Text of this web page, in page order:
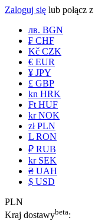
Zaloguj się lub połącz z
лв. BGN
₣ CHF
Kč CZK
€ EUR
¥ JPY
£ GBP
kn HRK
Ft HUF
kr NOK
zł PLN
L RON
₽ RUB
kr SEK
₴ UAH
$ USD
PLN
Kraj dostawybeta: